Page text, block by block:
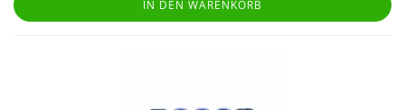
IN DEN WARENKORB